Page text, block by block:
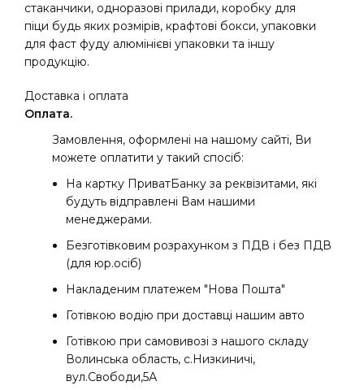
стаканчики, одноразові прилади, коробку для
піци будь яких розмірів, крафтові бокси, упаковки
для фаст фуду алюмінієві упаковки та іншу
продукцію.
Доставка і оплата
Оплата.
Замовлення, оформлені на нашому сайті, Ви
можете оплатити у такий спосіб:
На картку ПриватБанку за реквізитами, які
будуть відправлені Вам нашими
менеджерами.
Безготівковим розрахунком з ПДВ і без ПДВ
(для юр.осіб)
Накладеним платежем "Нова Пошта"
Готівкою водію при доставці нашим авто
Готівкою при самовивозі з нашого складу
Волинська область, с.Низкиничі,
вул.Свободи,5А